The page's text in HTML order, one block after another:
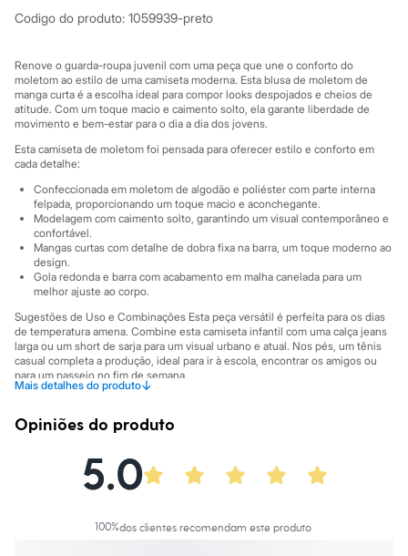
Calçados
Rasteirinhas
Sandálias
Sapatilhas
Tênis
City
Clock House
Mindset
Sawary
Yessica
Moda esportiva
Acessórios
Blusas
Calçados
Leggings
Shorts e Bermudas
Tops
Moda íntima
Calcinhas
Cintas e Modeladores
Pijamas
Sutiãs e Tops
Saídas de praia
Codigo do produto: 1059939-preto
Renove o guarda-roupa juvenil com uma peça que une o conforto do
moletom ao estilo de uma camiseta moderna. Esta blusa de moletom de
manga curta é a escolha ideal para compor looks despojados e cheios de
atitude. Com um toque macio e caimento solto, ela garante liberdade de
movimento e bem-estar para o dia a dia dos jovens.
Esta camiseta de moletom foi pensada para oferecer estilo e conforto em
cada detalhe:
Confeccionada em moletom de algodão e poliéster com parte interna
felpada, proporcionando um toque macio e aconchegante.
Modelagem com caimento solto, garantindo um visual contemporâneo e
confortável.
Mangas curtas com detalhe de dobra fixa na barra, um toque moderno ao
design.
Gola redonda e barra com acabamento em malha canelada para um
melhor ajuste ao corpo.
Sugestões de Uso e Combinações Esta peça versátil é perfeita para os dias
de temperatura amena. Combine esta camiseta infantil com uma calça jeans
larga ou um short de sarja para um visual urbano e atual. Nos pés, um tênis
casual completa a produção, ideal para ir à escola, encontrar os amigos ou
para um passeio no fim de semana.
Mais detalhes do produto↓
Informacoes gerais:
Cor: Preto
Marcas
Fifteen
Gênero
: Menino
Opiniões do produto
5.0
100%dos clientes recomendam este produto